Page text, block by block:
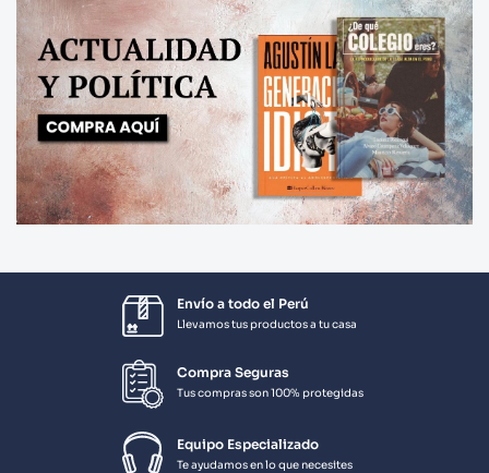
Envío a todo el Perú
Llevamos tus productos a tu casa
Compra Seguras
Tus compras son 100% protegidas
Equipo Especializado
Te ayudamos en lo que necesites